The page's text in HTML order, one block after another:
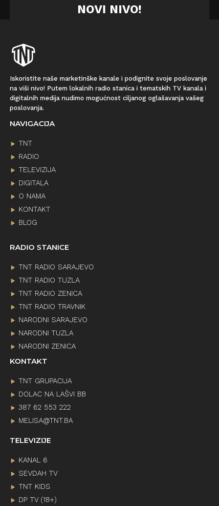
NOVI NIVO!
Iskoristite naše marketinške kanale i podignite svoje poslovanje
na viši nivo! Putem lokalnih radio stanica i tematskih TV kanala i
digitalnih medija nudimo mogućnost ciljanog oglašavanja vašeg
poslovanja.
NAVIGACIJA
TNT
RADIO
TELEVIZIJA
DIGITALA
O NAMA
KONTAKT
BLOG
RADIO STANICE
TNT RADIO SARAJEVO
TNT RADIO TUZLA
TNT RADIO ZENICA
TNT RADIO TRAVNIK
NARODNI SARAJEVO
NARODNI TUZLA
NARODNI ZENICA
KONTAKT
TNT GRUPACIJA
DOLAC NA LAŠVI BB
387 62 553 222
MELISA@TNT.BA
TELEVIZIJE
KANAL 6
SEVDAH TV
TNT KIDS
DP TV (18+)